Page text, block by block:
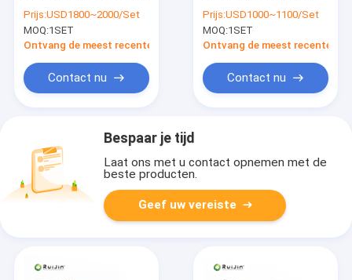
Draadloze Been
Prijs:USD1800~2000/Set
MOQ:1SET
Ontvang de meest recente Prijs
Contact nu
Chirurgie van de
Traumaneurochirurgie
Prijs:USD1000~1100/Set
MOQ:1SET
Ontvang de meest recente
Contact nu
Bespaar je tijd
Laat ons met u contact opnemen met de
beste producten.
Geef uw vereiste